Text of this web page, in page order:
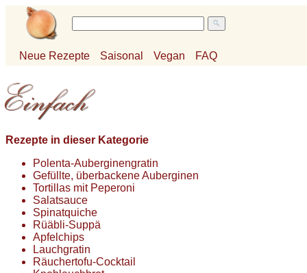
Neue Rezepte Saisonal Vegan FAQ
Rezepte in dieser Kategorie
Polenta-Auberginengratin
Gefüllte, überbackene Auberginen
Tortillas mit Peperoni
Salatsauce
Spinatquiche
Rüäbli-Suppä
Apfelchips
Lauchgratin
Räuchertofu-Cocktail